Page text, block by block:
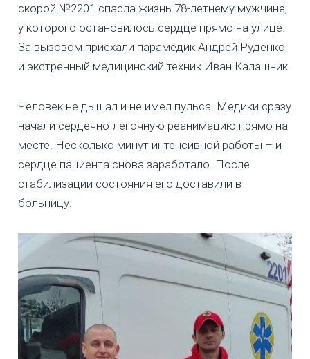
скорой №2201 спасла жизнь 78-летнему мужчине,
у которого остановилось сердце прямо на улице.
За вызовом приехали парамедик Андрей Руденко
и экстренный медицинский техник Иван Калашник.
Человек не дышал и не имел пульса. Медики сразу
начали сердечно-легочную реанимацию прямо на
месте. Несколько минут интенсивной работы – и
сердце пациента снова заработало. После
стабилизации состояния его доставили в
больницу.